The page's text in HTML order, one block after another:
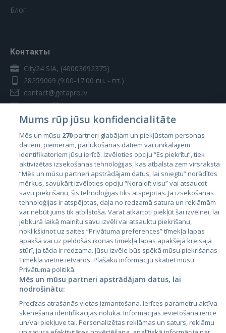
Блог
Контакты
City24 SIA, (40003692375)
28259069 (9:00-17:00 пн. - пт.)
contact@getapro.lv
Страны
Эстония
Латвия
Литва
City24.lv
City24.ee
GetaPro.lv
GetaPro.ee
Kainos.lt
Paslaugos.lt
auto24.ee
Mums rūp jūsu konfidencialitāte
Mēs un mūsu 270partneri glabājam un piekļūstam personas
datiem, piemēram, pārlūkošanas datiem vai unikālajiem
identifikatoriem jūsu ierīcē. Izvēloties opciju “Es piekrītu”, tiek
aktivizētas izsekošanas tehnoloģijas, kas atbalsta zem virsraksta
“Mēs un mūsu partneri apstrādājam datus, lai sniegtu” norādītos
mērķus, savukārt izvēloties opciju “Noraidīt visu” vai atsaucot
savu piekrišanu, šīs tehnoloģijas tiks atspējotas. Ja izsekošanas
tehnoloģijas ir atspējotas, daļa no redzamā satura un reklāmām
var nebūt jums tik atbilstoša. Varat atkārtoti piekļūt šai izvēlnei, lai
jebkurā laikā mainītu savu izvēli vai atsauktu piekrišanu,
noklikšķinot uz saites “Privātuma preferences” tīmekļa lapas
apakšā vai uz peldošās ikonas tīmekļa lapas apakšējā kreisajā
stūrī, ja tāda ir redzama. Jūsu izvēle būs spēkā mūsu piekrišanas
Tīmekļa vietne ietvaros. Plašāku informāciju skatiet mūsu
Privātuma politikā.
Mēs un mūsu partneri apstrādājam datus, lai
nodrošinātu:
Precīzas atrašanās vietas izmantošana. Ierīces parametru aktīva
skenēšana identifikācijas nolūkā. Informācijas ievietošana ierīcē
un/vai piekļuve tai. Personalizētas reklāmas un saturs, reklāmu